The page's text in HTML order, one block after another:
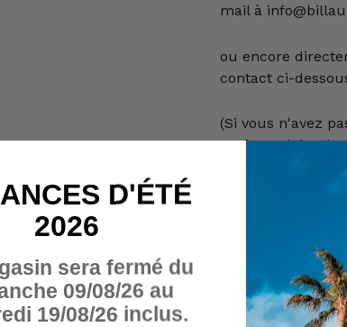
mail à
ou encore
contact ci-
(Si vous n'avez
ou formulaire de
Numéro de
D'ÉTÉ
2026
sera fermé du
09/08/26 au
19/08/26 inclus.